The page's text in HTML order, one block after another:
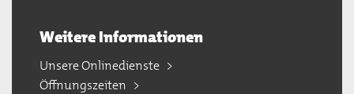
Weitere Informationen
Unsere Onlinedienste
Öffnungszeiten